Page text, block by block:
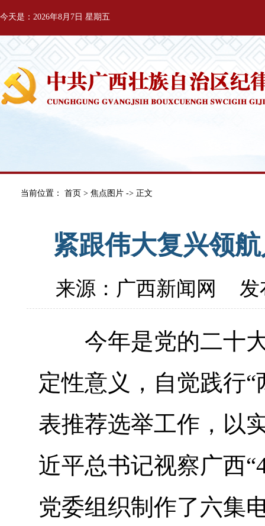
今天是：2026年8月7日 星期五
当前位置： 首页 > 焦点图片 -> 正文
紧跟伟大复兴领
来源：广西新闻网 发
今年是党的二十大
定性意义，自觉践行
表推荐选举工作，以
近平总书记视察广西
党委组织制作了六集